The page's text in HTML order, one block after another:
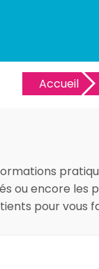
Accueil
ou encore les
pour vous